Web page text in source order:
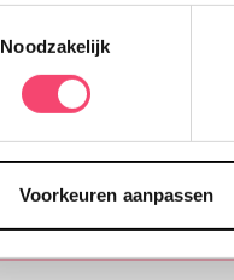
Noodzakelijk
Voorkeuren aanpassen